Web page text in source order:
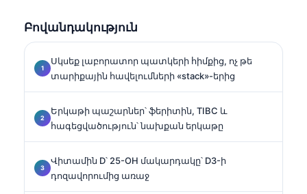
ստանդարտացման և ԱԻ-ի աջակցությամբ
լաբորատոր բժշկության մեջ։.
Բովանդակություն
Սկսեք լաբորատոր պատկերի հիմքից, ոչ թե
տարիքային հավելումների «stack»-երից
Երկաթի պաշարներ՝ ֆերիտին, TIBC և
հագեցվածություն՝ նախքան երկաթը
Վիտամին D՝ 25-OH մակարդակը՝ D3-ի
դոզավորումից առաջ